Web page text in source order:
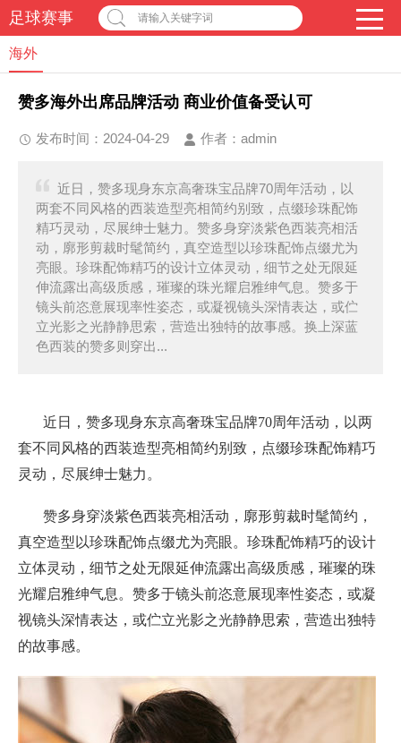
足球赛事 请输入关键字词
海外
赞多海外出席品牌活动 商业价值备受认可
发布时间：2024-04-29 作者： admin
近日，赞多现身东京高奢珠宝品牌70周年活动，以
两套不同风格的西装造型亮相简约别致，点缀珍珠配饰
精巧灵动，尽展绅士魅力。赞多身穿淡紫色西装亮相活
动，廓形剪裁时髦简约，真空造型以珍珠配饰点缀尤为
亮眼。珍珠配饰精巧的设计立体灵动，细节之处无限延
伸流露出高级质感，璀璨的珠光耀启雅绅气息。赞多于
镜头前恣意展现率性姿态，或凝视镜头深情表达，或伫
立光影之光静静思索，营造出独特的故事感。换上深蓝
色西装的赞多则穿出...
近日，赞多现身东京高奢珠宝品牌70周年活动，以两
套不同风格的西装造型亮相简约别致，点缀珍珠配饰精巧
灵动，尽展绅士魅力。
赞多身穿淡紫色西装亮相活动，廓形剪裁时髦简约，
真空造型以珍珠配饰点缀尤为亮眼。珍珠配饰精巧的设计
立体灵动，细节之处无限延伸流露出高级质感，璀璨的珠
光耀启雅绅气息。赞多于镜头前恣意展现率性姿态，或凝
视镜头深情表达，或伫立光影之光静静思索，营造出独特
的故事感。